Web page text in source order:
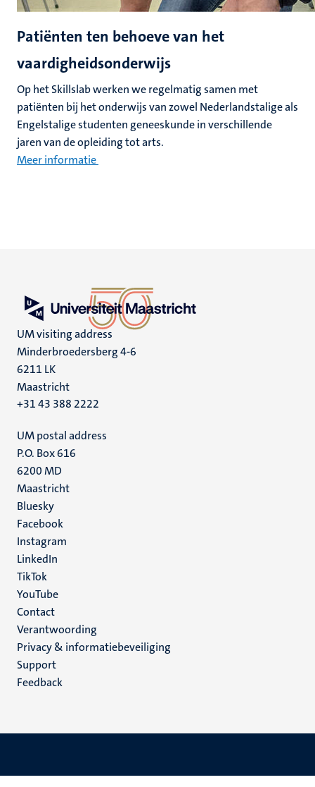
Patiënten ten behoeve van het
vaardigheidsonderwijs
Op het Skillslab werken we regelmatig samen met
patiënten bij het onderwijs van zowel Nederlandstalige als
Engelstalige studenten geneeskunde in verschillende
jaren van de opleiding tot arts.
Meer informatie
UM visiting address
Minderbroedersberg 4-6
6211 LK
Maastricht
+31 43 388 2222
UM postal address
P.O. Box 616
6200 MD
Maastricht
Social
media
Bluesky
Facebook
Instagram
LinkedIn
TikTok
YouTube
Menu
footer
(NL)
Contact
Verantwoording
Privacy & informatiebeveiliging
Support
Feedback